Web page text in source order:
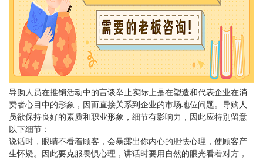
导购人员在推销活动中的言谈举止实际上是在塑造和代表企业在消
费者心目中的形象，因而直接关系到企业的市场地位问题。导购人
员欲保持良好的素质和职业形象，细节有影响力，因此应特别留意
以下细节：
说话时，眼睛不看着顾客，会暴露出你内心的胆怯心理，使顾客产
生怀疑。因此要克服畏惧心理，讲话时要用自然的眼光看着对方，